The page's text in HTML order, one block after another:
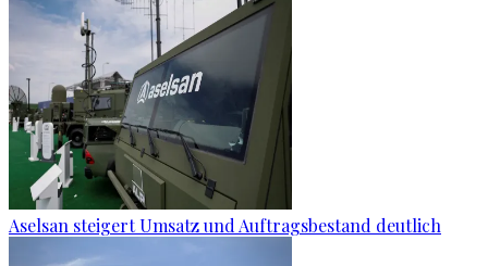
Aselsan steigert Umsatz und Auftragsbestand deutlich